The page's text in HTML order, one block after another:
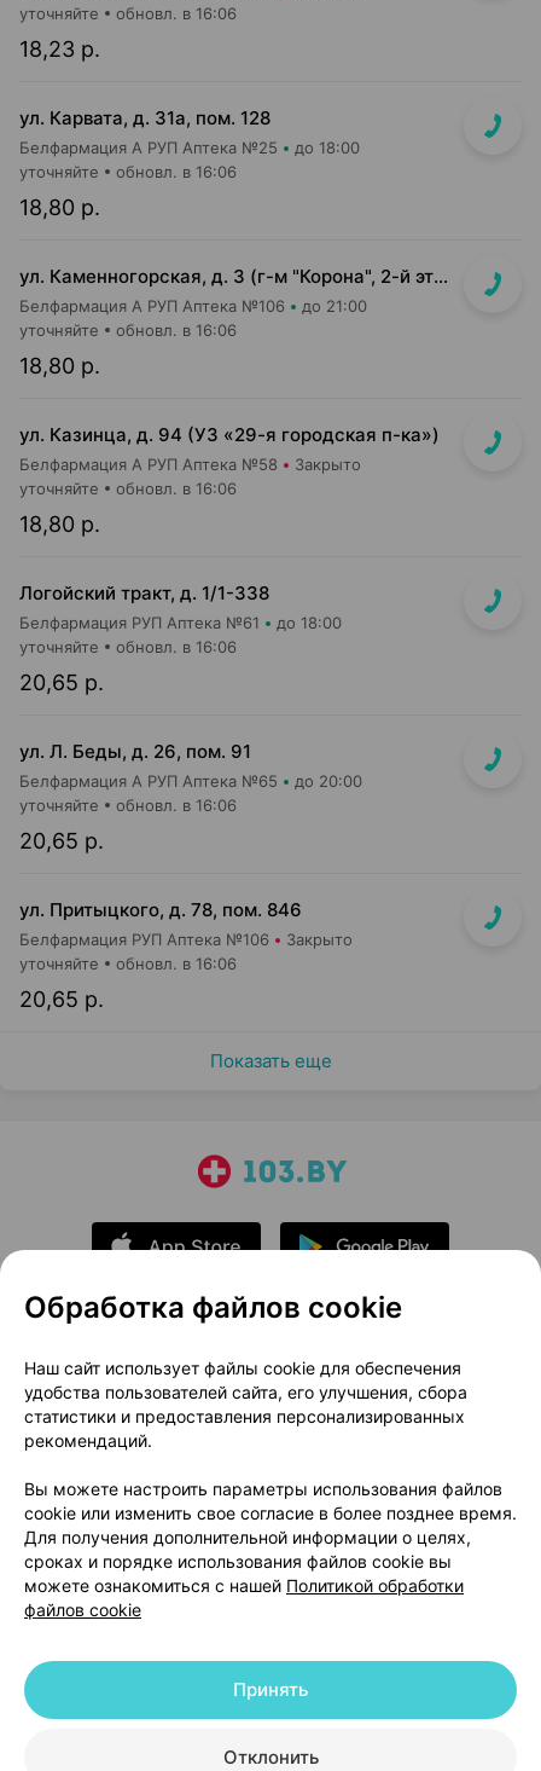
18,23 р.
уточняйте обновл. в 16:06
ул. Карвата, д. 31а, пом. 128
Белфармация А РУП Аптека №25 до 18:00
18,80 р.
уточняйте обновл. в 16:06
ул. Каменногорская, д. 3 (г-м "Корона", 2-й этаж)
Белфармация А РУП Аптека №106 до 21:00
18,80 р.
уточняйте обновл. в 16:06
ул. Казинца, д. 94 (УЗ «29-я городская п-ка»)
Белфармация А РУП Аптека №58 Закрыто
18,80 р.
уточняйте обновл. в 16:06
Логойский тракт, д. 1/1-338
Белфармация РУП Аптека №61 до 18:00
20,65 р.
уточняйте обновл. в 16:06
ул. Л. Беды, д. 26, пом. 91
Белфармация А РУП Аптека №65 до 20:00
20,65 р.
уточняйте обновл. в 16:06
ул. Притыцкого, д. 78, пом. 846
Белфармация РУП Аптека №106 Закрыто
20,65 р.
уточняйте обновл. в 16:06
Показать еще
О проекте
Новости проекта
Размещение рекламы
Медицинский маркетинг
Публичный договор
Доставка
Способы оплаты
Вакансии
Партнеры
Написать руководителю 103.by
Написать в поддержку
Персональные настройки Cookie
© 2026 ООО «Артокс Лаб», УНП 191700409 | 220012, Республика Беларусь,
+375 291212755
Обработка файлов cookie
Наш сайт использует файлы cookie для обеспечения
удобства пользователей сайта, его улучшения, сбора
статистики и предоставления персонализированных
рекомендаций.
Вы можете настроить параметры использования файлов
cookie или изменить свое согласие в более позднее время.
Для получения дополнительной информации о целях,
сроках и порядке использования файлов cookie вы
можете ознакомиться с нашей Политикой обработки
файлов cookie
Отклонить
Принять